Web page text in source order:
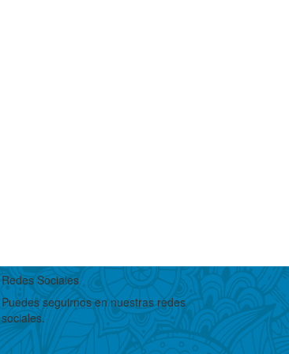
Redes Sociales
Puedes seguirnos en nuestras redes
sociales.